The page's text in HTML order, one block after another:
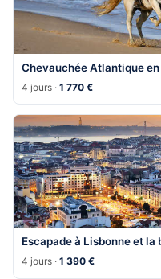
Chevauchée Atlantique
4 jours ·1 770 €
Escapade à Lisbonne et
4 jours ·1 390 €